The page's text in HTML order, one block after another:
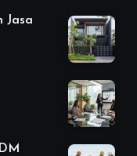
Jasa